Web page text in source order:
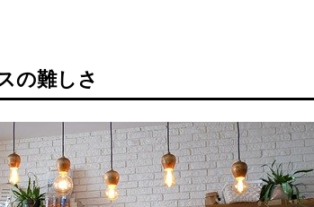
の難しさ